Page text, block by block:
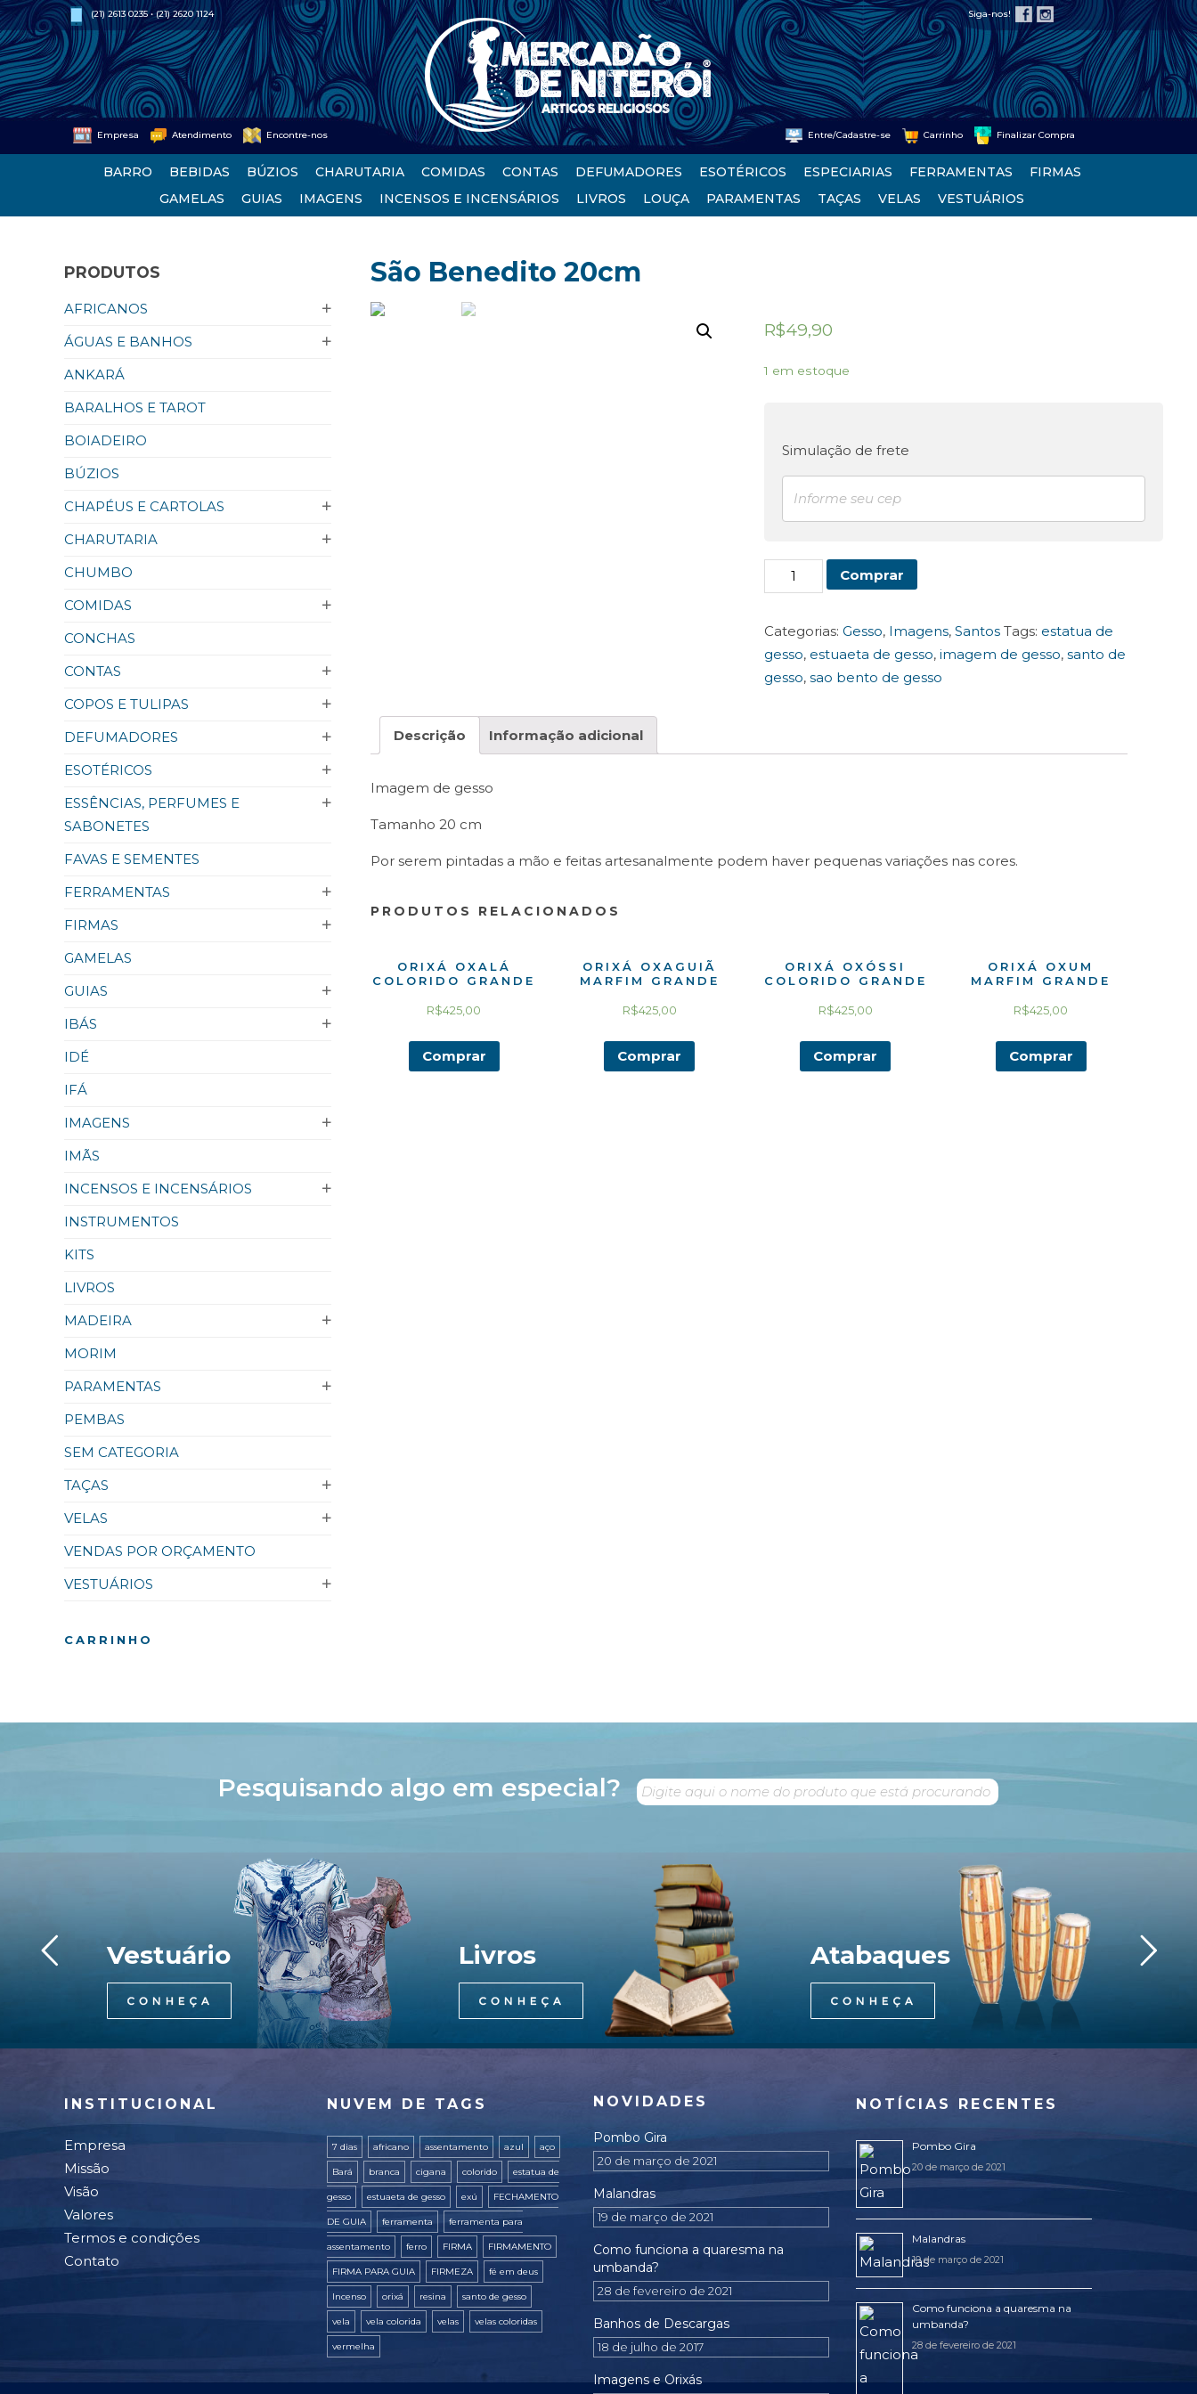
(21) 2613 0235 • (21) 2620 1124 Siga-nos!
Empresa Atendimento Encontre-nos Entre/Cadastre-se Carrinho Finalizar Compra
BARRO BEBIDAS BÚZIOS CHARUTARIA COMIDAS CONTAS DEFUMADORES ESOTÉRICOS ESPECIARIAS FERRAMENTAS
FIRMAS
GAMELAS
GUIAS IMAGENS INCENSOS E INCENSÁRIOS LIVROS LOUÇA PARAMENTAS TAÇAS VELAS VESTUÁRIOS
PRODUTOS
AFRICANOS
ÁGUAS E BANHOS
ANKARÁ
BARALHOS E TAROT
BOIADEIRO
BÚZIOS
CHAPÉUS E CARTOLAS
CHARUTARIA
CHUMBO
COMIDAS
CONCHAS
CONTAS
COPOS E TULIPAS
DEFUMADORES
ESOTÉRICOS
ESSÊNCIAS, PERFUMES E
SABONETES
FAVAS E SEMENTES
FERRAMENTAS
FIRMAS
GAMELAS
GUIAS
IBÁS
IDÉ
IFÁ
IMAGENS
IMÃS
INCENSOS E INCENSÁRIOS
INSTRUMENTOS
KITS
LIVROS
MADEIRA
MORIM
PARAMENTAS
PEMBAS
SEM CATEGORIA
TAÇAS
VELAS
VENDAS POR ORÇAMENTO
VESTUÁRIOS
CARRINHO
São Benedito 20cm
R$49,90
1 em estoque
Simulação de frete
Benedito
quantidade
Comprar
Categorias: Gesso, Imagens, Santos Tags: estatua de
gesso, estuaeta de gesso, imagem de gesso, santo de
gesso, sao bento de gesso
Descrição Informação adicional
Imagem de gesso
Tamanho 20 cm
Por serem pintadas a mão e feitas artesanalmente podem haver pequenas variações nas cores.
PRODUTOS RELACIONADOS
ORIXÁ OXALÁ
COLORIDO GRANDE
R$425,00
Comprar
ORIXÁ OXAGUIÃ
MARFIM GRANDE
R$425,00
Comprar
ORIXÁ OXÓSSI
COLORIDO GRANDE
R$425,00
Comprar
ORIXÁ OXUM
MARFIM GRANDE
R$425,00
Comprar
Pesquisando algo em especial?
Livros Atabaques
Vestuário
INSTITUCIONAL
Empresa
Missão
Visão
Valores
Termos e condições
Contato
NUVEM DE TAGS
7 dias africano assentamento azul aço
Bará branca cigana colorido estatua de
gesso estuaeta de gesso exú FECHAMENTO
DE GUIA ferramenta ferramenta para
assentamento ferro FIRMA FIRMAMENTO
FIRMA PARA GUIA FIRMEZA fé em deus
Incenso orixá resina santo de gesso
vela vela colorida velas velas coloridas
vermelha
NOVIDADES
Pombo Gira
20 de março de 2021
Malandras
19 de março de 2021
Como funciona a quaresma na
umbanda?
28 de fevereiro de 2021
Banhos de Descargas
18 de julho de 2017
Imagens e Orixás
NOTÍCIAS RECENTES
Pombo Gira
20 de março de 2021
Malandras
19 de março de 2021
Como funciona a quaresma na
umbanda?
28 de fevereiro de 2021